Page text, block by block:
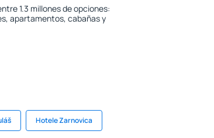
1.3 millones de opciones:
apartamentos, cabañas y
Hotele Zarnovica